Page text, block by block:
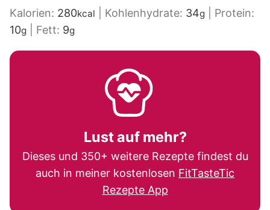
Kalorien: 280kcal Kohlenhydrate: 34g
Protein:
10g Fett: 9g
Lust auf mehr?
Dieses und 350+ weitere Rezepte findest du
auch in meiner kostenlosen FitTasteTic
Rezepte App